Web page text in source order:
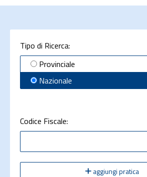
Tipo di Ricerca:
Provinciale
Nazionale
Codice Fiscale:
aggiungi pratica